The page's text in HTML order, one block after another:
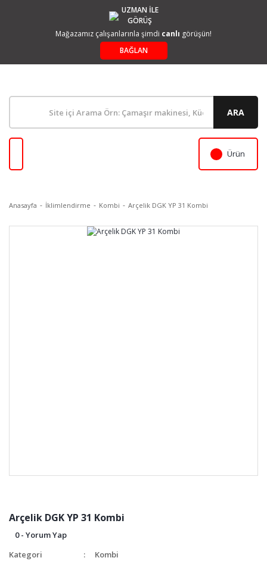
UZMAN İLE
GÖRÜŞ
Mağazamız çalışanlarınla şimdi canlı görüşün!
BAĞLAN
ARA
Ürün
Anasayfa İklimlendirme Kombi Arçelik DGK YP 31 Kombi
Arçelik DGK YP 31 Kombi
0 - Yorum Yap
Kategori
Kombi